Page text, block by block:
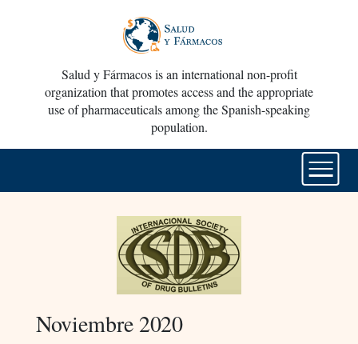
Salud y Fármacos is an international non-profit
organization that promotes access and the appropriate
use of pharmaceuticals among the Spanish-speaking
population.
Noviembre 2020